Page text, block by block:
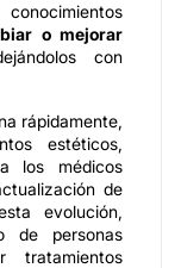
o mejorar
con
rápidamente,
estéticos,
los médicos
de
evolución,
de personas
tratamientos